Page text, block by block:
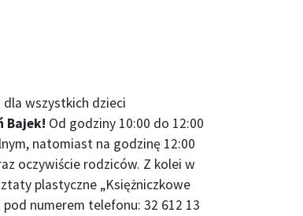
wszystkich dzieci
Bajek! Od godziny 10:00 do 12:00
natomiast na godzinę 12:00
oczywiście rodziców. Z kolei w
plastyczne „Księżniczkowe
numerem telefonu: 32 612 13